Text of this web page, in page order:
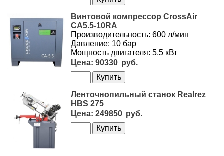
Винтовой компрессор CrossAir
CA5.5-10RA
Производительность: 600 л/мин
Давление: 10 бар
Мощность двигателя: 5,5 кВт
90330
Ленточнопильный станок Realrez
HBS 275
249850